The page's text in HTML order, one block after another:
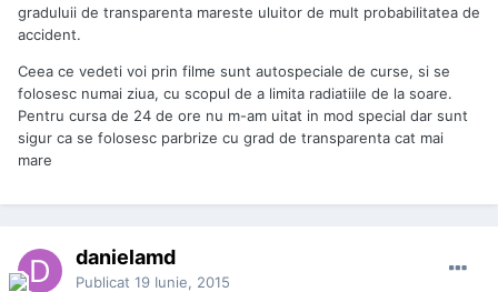
graduluii de transparenta mareste uluitor de mult probabilitatea de
accident.
Ceea ce vedeti voi prin filme sunt autospeciale de curse, si se
folosesc numai ziua, cu scopul de a limita radiatiile de la soare.
Pentru cursa de 24 de ore nu m-am uitat in mod special dar sunt
sigur ca se folosesc parbrize cu grad de transparenta cat mai
mare
danielamd
Publicat 19 Iunie, 2015